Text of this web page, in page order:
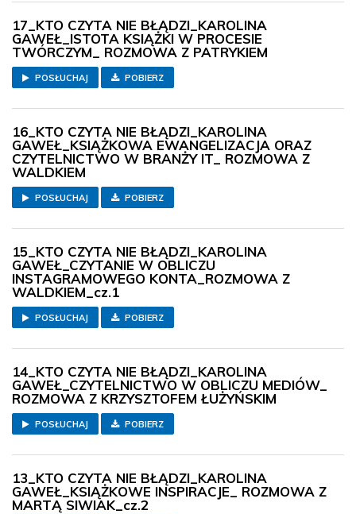
17_KTO CZYTA NIE BŁĄDZI_KAROLINA
GAWEŁ_ISTOTA KSIĄŻKI W PROCESIE
TWÓRCZYM_ ROZMOWA Z PATRYKIEM
POSŁUCHAJ POBIERZ
16_KTO CZYTA NIE BŁĄDZI_KAROLINA
GAWEŁ_KSIĄŻKOWA EWANGELIZACJA ORAZ
CZYTELNICTWO W BRANŻY IT_ ROZMOWA Z
WALDKIEM
POSŁUCHAJ POBIERZ
15_KTO CZYTA NIE BŁĄDZI_KAROLINA
GAWEŁ_CZYTANIE W OBLICZU
INSTAGRAMOWEGO KONTA_ROZMOWA Z
WALDKIEM_cz.1
POSŁUCHAJ POBIERZ
14_KTO CZYTA NIE BŁĄDZI_KAROLINA
GAWEŁ_CZYTELNICTWO W OBLICZU MEDIÓW_
ROZMOWA Z KRZYSZTOFEM ŁUŻYŃSKIM
POSŁUCHAJ POBIERZ
13_KTO CZYTA NIE BŁĄDZI_KAROLINA
GAWEŁ_KSIĄŻKOWE INSPIRACJE_ ROZMOWA Z
MARTĄ SIWIAK_cz.2